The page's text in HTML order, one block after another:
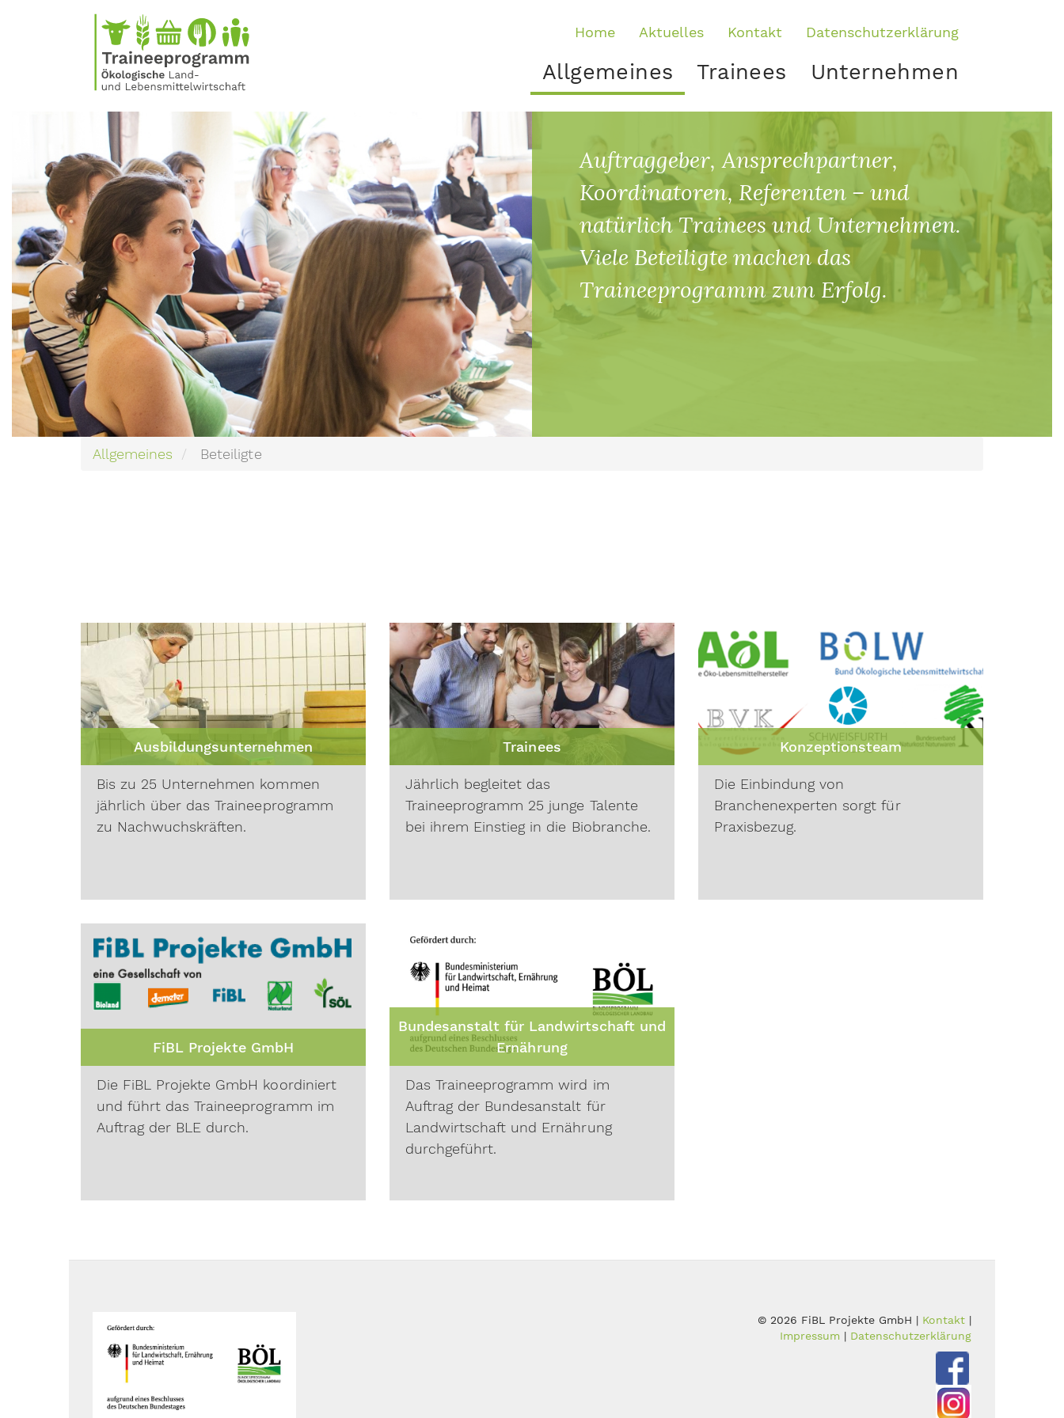
Home Aktuelles Kontakt Datenschutzerklärung
Allgemeines Trainees Unternehmen
Auftraggeber, Ansprechpartner,
Koordinatoren, Referenten – und
natürlich Trainees und Unternehmen.
Viele Beteiligte machen das
Traineeprogramm zum Erfolg.
Allgemeines Beteiligte
Ausbildungsunternehmen
Bis zu 25 Unternehmen kommen
jährlich über das Traineeprogramm
zu Nachwuchskräften.
Trainees
Jährlich begleitet das
Traineeprogramm 25 junge Talente
bei ihrem Einstieg in die Biobranche.
Konzeptionsteam
Die Einbindung von
Branchenexperten sorgt für
Praxisbezug.
FiBL Projekte GmbH
Die FiBL Projekte GmbH koordiniert
und führt das Traineeprogramm im
Auftrag der BLE durch.
Bundesanstalt für Landwirtschaft und
Ernährung
Das Traineeprogramm wird im
Auftrag der Bundesanstalt für
Landwirtschaft und Ernährung
durchgeführt.
© 2026 FiBL Projekte GmbH | Kontakt |
Impressum | Datenschutzerklärung